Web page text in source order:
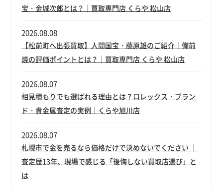
宝・金城次郎とは？｜買取専門店 くらや 松山店
【松前町へ出張買取】人間国宝・藤原雄のご紹介｜備前
焼の評価ポイントとは？｜買取専門店 くらや 松山店
2026.08.08
相見積もりでも選ばれる理由とは？ロレックス・ブラン
ド・貴金属査定の実例｜くらや旭川店
2026.08.07
札幌市で金を売るなら価格だけで決めないでください ｜
査定歴13年、現場で感じる「後悔しない買取店選び」と
は
2026.08.07